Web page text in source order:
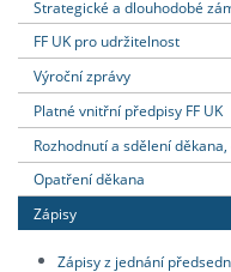
Strategické a dlouhodobé
FF UK pro udržitelnost
Výroční zprávy
Platné vnitřní předpisy FF UK
Rozhodnutí a sdělení
Opatření děkana
Zápisy
Zápisy z jednání